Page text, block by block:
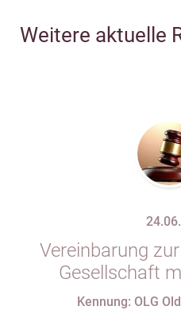
Weitere aktuelle
Vereinbarung
Gesellschaft
Gesellschafter in
Kennung: OLG